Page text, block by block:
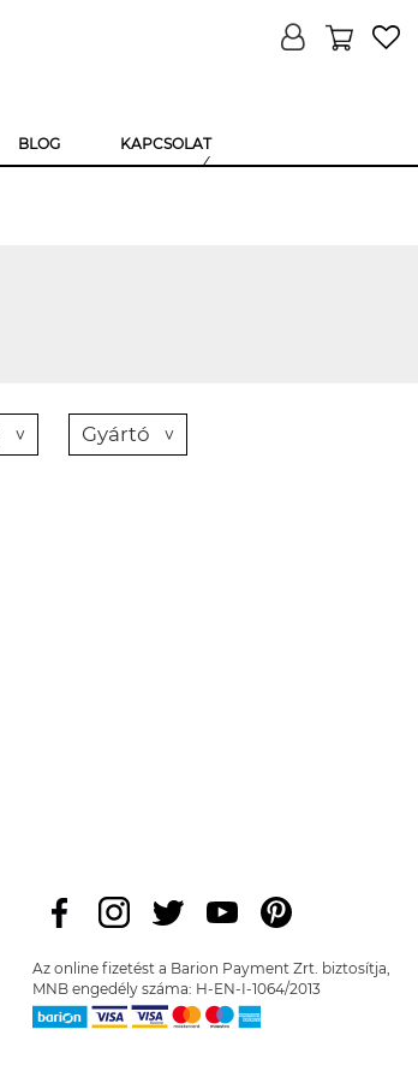
BLOG KAPCSOLAT
Gyártó
Az online fizetést a Barion Payment Zrt. biztosítja,
MNB engedély száma: H-EN-I-1064/2013